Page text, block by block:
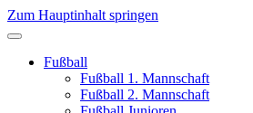
Zum Hauptinhalt springen
Fußball
Fußball 1. Mannschaft
Fußball 2. Mannschaft